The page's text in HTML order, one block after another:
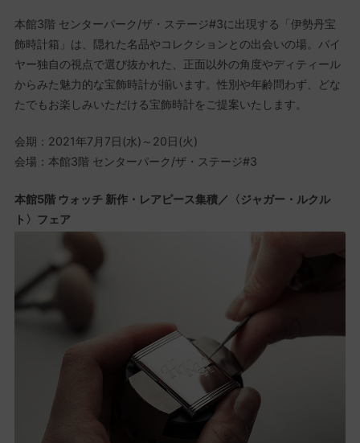
本館3階 センターパーク/ザ・ステージ#3に出現する「伊勢丹宝
飾時計箱」は、隠れた名品やコレクションとの出会いの場。バイ
ヤー独自の視点で選び抜かれた、正面以外の角度やディティール
からみた魅力的な宝飾時計が揃います。性別や年齢問わず、どな
たでもお楽しみいただける宝飾時計をご提案いたします。
会期：2021年7月7日(水)～20日(火)
会場：本館3階 センターパーク/ザ・ステージ#3
本館5階 ウォッチ 新作・レアピース集積／〈ジャガー・ルクル
ト〉フェア